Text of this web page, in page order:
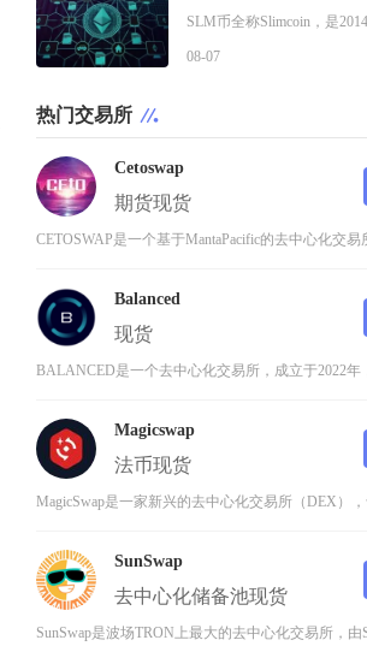
08-07
热门交易所
Cetoswap
期货现货
Balanced
现货
Magicswap
法币现货
SunSwap
去中心化储备池现货